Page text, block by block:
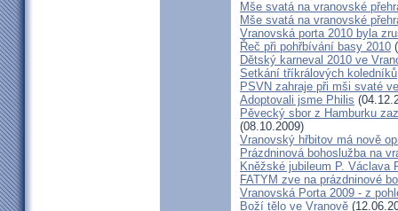
Mše svatá na vranovské
Mše svatá na vranovské
Vranovská porta 2010 byla
Řeč při pohřbívání basy 2010
Dětský karneval 2010 ve
Setkání tříkrálových koledníků
PSVN zahraje při mši svaté
Adoptovali jsme Philis
Pěvecký sbor z Hamburku
(08.10.2009)
Vranovský hřbitov má nově
Prázdninová bohoslužba na
Kněžské jubileum P. Václava
FATYM zve na prázdninové
Vranovská Porta 2009 - z
Boží tělo ve Vranově